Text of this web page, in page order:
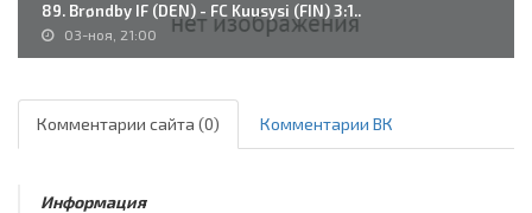
89. Brøndby IF (DEN) - FC Kuusysi (FIN) 3:1..
03-ноя, 21:00
Комментарии сайта (0) Комментарии ВК
Информация